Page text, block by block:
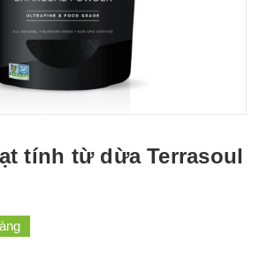
tính từ dừa Terrasoul